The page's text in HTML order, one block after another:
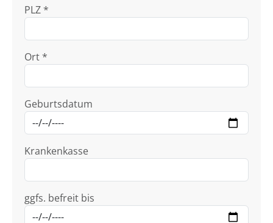
PLZ *
Ort *
Geburtsdatum
Krankenkasse
ggfs. befreit bis